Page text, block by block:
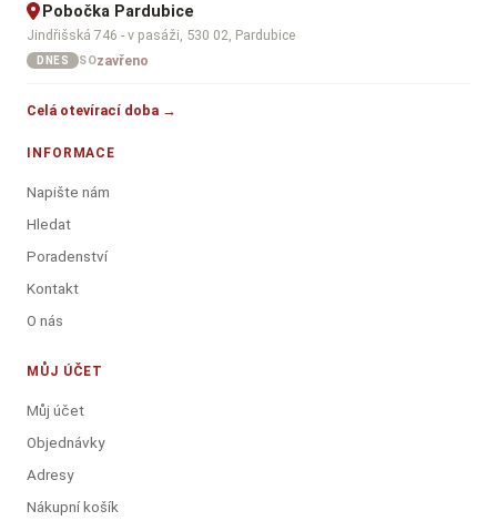
Pobočka Pardubice
Jindřišská 746 - v pasáži, 530 02, Pardubice
DNES SOzavřeno
Celá otevírací doba →
INFORMACE
Napište nám
Hledat
Poradenství
Kontakt
O nás
MŮJ ÚČET
Můj účet
Objednávky
Adresy
Nákupní košík